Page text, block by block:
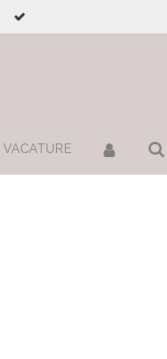
VACATURE